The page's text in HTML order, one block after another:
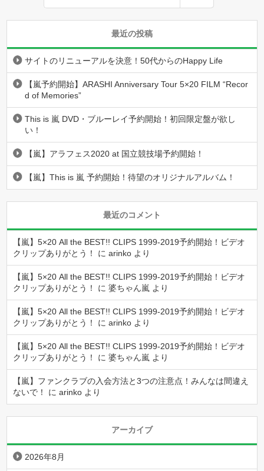
最近の投稿
サイトのリニューアルを決意！50代からのHappy Life
【嵐予約開始】ARASHI Anniversary Tour 5×20 FILM “Recor
d of Memories”
This is 嵐 DVD・ブルーレイ予約開始！初回限定盤が欲し
い！
【嵐】アラフェス2020 at 国立競技場予約開始！
【嵐】This is 嵐 予約開始！待望のオリジナルアルバム！
最近のコメント
【嵐】5×20 All the BEST!! CLIPS 1999-2019予約開始！ビデオ
クリップありがとう！
にarinko より
【嵐】5×20 All the BEST!! CLIPS 1999-2019予約開始！ビデオ
クリップありがとう！
に婆ちゃん嵐 より
【嵐】5×20 All the BEST!! CLIPS 1999-2019予約開始！ビデオ
クリップありがとう！
にarinko より
【嵐】5×20 All the BEST!! CLIPS 1999-2019予約開始！ビデオ
クリップありがとう！
に婆ちゃん嵐 より
【嵐】ファンクラブの入会方法と3つの注意点！みんなは間違え
ないで！
にarinko より
アーカイブ
2026年8月